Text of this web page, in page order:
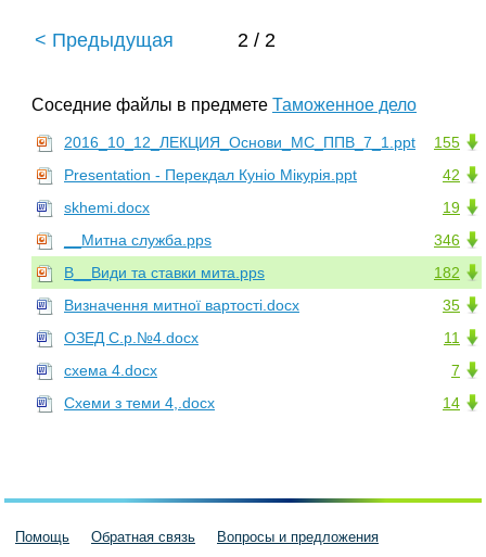
< Предыдущая 2 / 2
Соседние файлы в предмете Таможенное дело
155
2016_10_12_ЛЕКЦИЯ_Основи_МС_ППВ_7_1.ppt
42
Presentation - Перекдал Куніо Мікурія.ppt
19
skhemi.docx
346
__Митна служба.pps
182
В__Види та ставки мита.pps
35
Визначення митної вартості.docx
11
ОЗЕД С.р.№4.docx
7
схема 4.docx
14
Схеми з теми 4,.docx
Помощь Обратная связь Вопросы и предложения